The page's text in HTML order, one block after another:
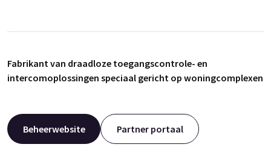
Fabrikant van draadloze toegangscontrole- en
intercomoplossingen speciaal gericht op woningcomplexen
Beheerwebsite Partner portaal